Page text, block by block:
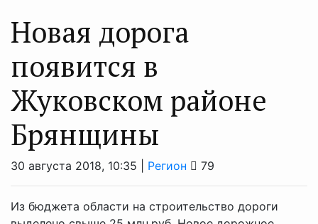
Новая дорога
появится в
Жуковском районе
Брянщины
30 августа 2018, 10:35 | Регион 79
Из бюджета области на строительство дороги